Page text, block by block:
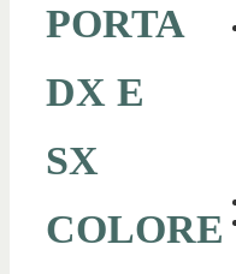
PORTA
DX E
SX
COLORE